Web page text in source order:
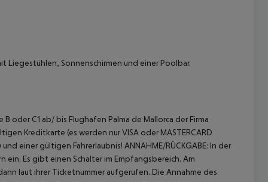
Liegestühlen, Sonnenschirmen und einer Poolbar.
oder C1 ab/ bis Flughafen Palma de Mallorca der Firma
Kreditkarte (es werden nur VISA oder MASTERCARD
einer gültigen Fahrerlaubnis! ANNAHME/RÜCKGABE: In der
Es gibt einen Schalter im Empfangsbereich. Am
laut ihrer Ticketnummer aufgerufen. Die Annahme des